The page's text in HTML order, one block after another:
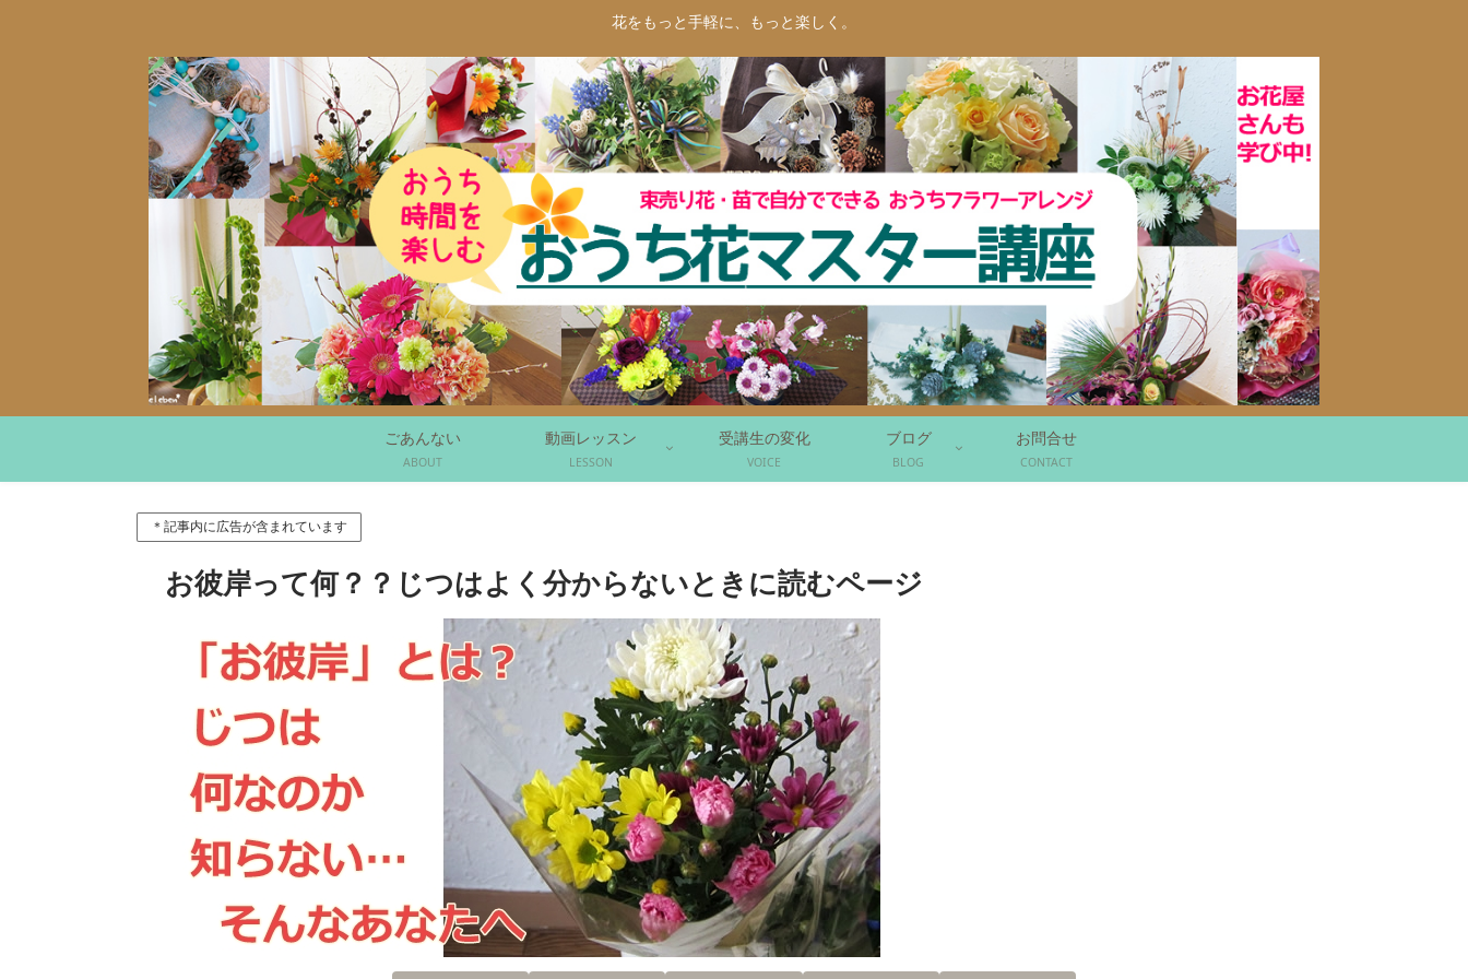
花をもっと手軽に、もっと楽しく。
ごあんない
ABOUT
動画レッスン
LESSON
受講生の変化
VOICE
ブログ
BLOG
お問合せ
CONTACT
＊記事内に広告が含まれています
お彼岸って何？？じつはよく分からないときに読むページ